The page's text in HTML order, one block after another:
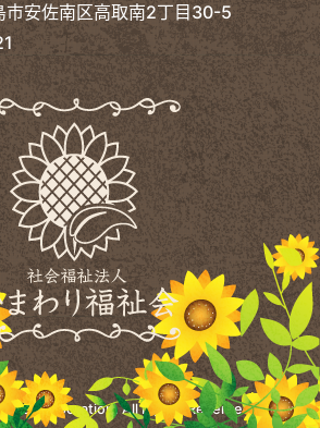
安佐南区高取南2丁目30-5
Corporation.All Rights Reserved.